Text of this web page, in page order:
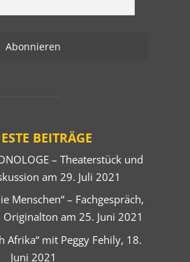
BEITRÄGE
– Theaterstück und
am 29. Juli 2021
Menschen“ – Fachgespräch,
am 25. Juni 2021
Afrika“ mit Peggy Fehily, 18.
Juni 2021